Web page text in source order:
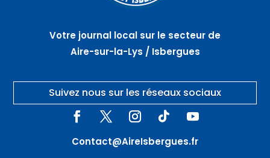
Votre journal local sur le secteur de
Aire-sur-la-Lys / Isbergues
Suivez nous sur les réseaux sociaux
Contact@AireIsbergues.fr